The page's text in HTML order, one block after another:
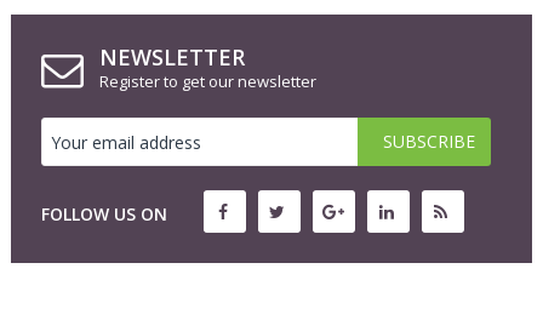
NEWSLETTER
Register to get our newsletter
FOLLOW US ON